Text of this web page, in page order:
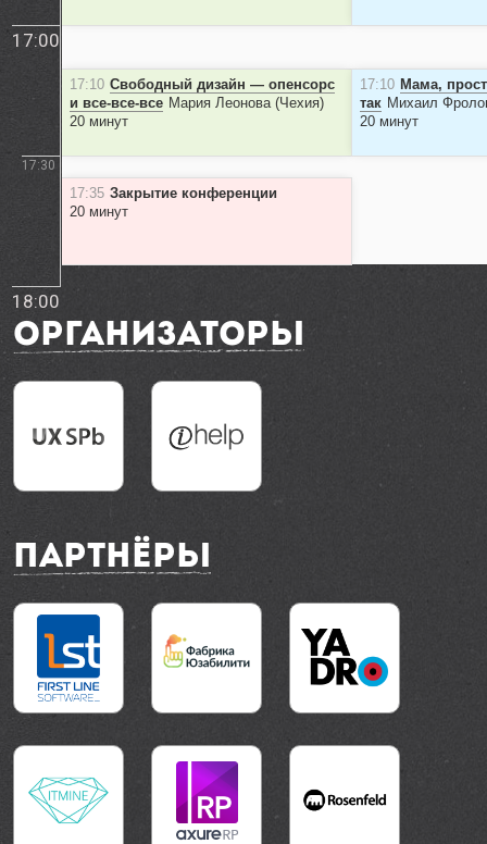
17:00
17:30
18:00
17:10 Свободный дизайн — опенсорс
и все-все-все Мария Леонова (Чехия)
20 минут
17:35 Закрытие конференции
20 минут
17:10 Мама,
так Михаил
20 минут
Организаторы
Партнёры